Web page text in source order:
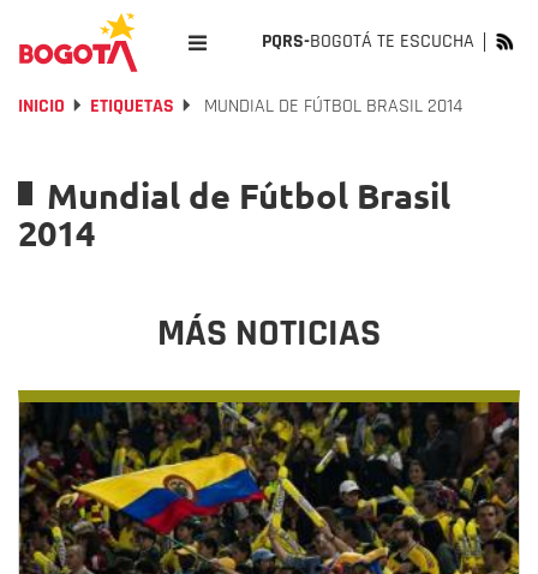
PQRS-BOGOTÁ TE ESCUCHA
INICIO ETIQUETAS MUNDIAL DE FÚTBOL BRASIL 2014
Mundial de Fútbol Brasil
2014
MÁS NOTICIAS